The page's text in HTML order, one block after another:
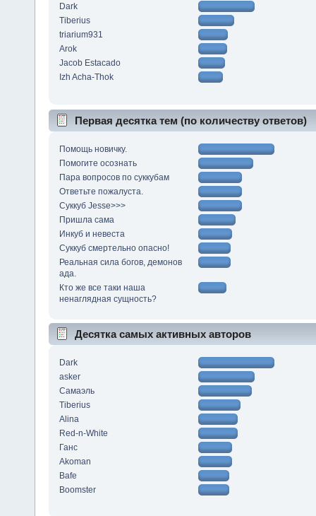
Dark
Tiberius
triarium931
Arok
Jacob Estacado
Izh Acha-Thok
Первая десятка тем (по количеству ответов)
Помощь новичку.
Помогите осознать
Пара вопросов по суккубам
Ответьте пожалуста.
Суккуб Jesse>>>
Пришла сама
Инкуб и невеста
Суккуб смертельно опасно!
Реальная сила богов, демонов
ада.
Кто же все таки наша
ненаглядная сущность?
Десятка самых активных авторов
Dark
asker
Самаэль
Tiberius
Alina
Red-n-White
Ганс
Akoman
Bafe
Boomster